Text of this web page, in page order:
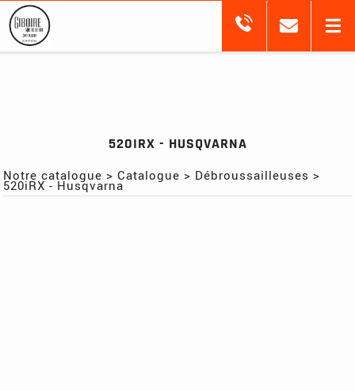
520IRX - HUSQVARNA
Notre catalogue >Catalogue > Débroussailleuses >
520iRX - Husqvarna